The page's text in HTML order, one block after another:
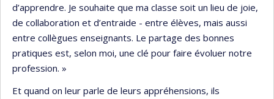
d’apprendre. Je souhaite que ma classe soit un lieu de joie,
de collaboration et d’entraide - entre élèves, mais aussi
entre collègues enseignants. Le partage des bonnes
pratiques est, selon moi, une clé pour faire évoluer notre
profession. »
Et quand on leur parle de leurs appréhensions, ils